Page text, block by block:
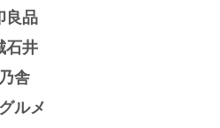
良品
石井
舎
ルメ